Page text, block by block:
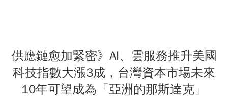
供應鏈愈加緊密》AI、雲服務推升美國
科技指數大漲3成，台灣資本市場未來
10年可望成為「亞洲的那斯達克」